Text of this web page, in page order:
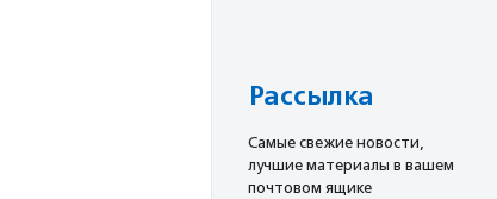
Рассылка
Cамые свежие новости,
лучшие материалы в вашем
почтовом ящике